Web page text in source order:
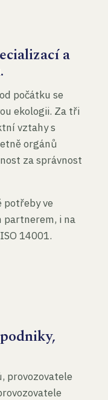
a
počátku se
ekologii. Za tři
vztahy s
orgánů
za správnost
potřeby ve
partnerem, i na
14001.
provozovatele